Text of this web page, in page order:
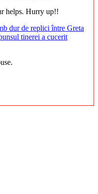
helps. Hurry up!!
dur de replici între Greta
tinerei a cucerit